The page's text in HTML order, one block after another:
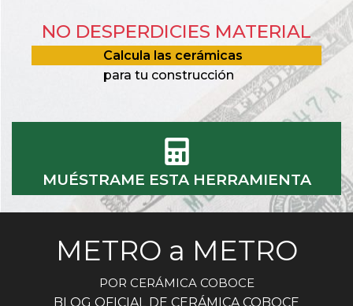
NO DESPERDICIES MATERIAL
Calcula las cerámicas
para tu construcción
MUÉSTRAME ESTA HERRAMIENTA
METRO a METRO
POR CERÁMICA COBOCE
BLOG OFICIAL DE CERÁMICA COBOCE